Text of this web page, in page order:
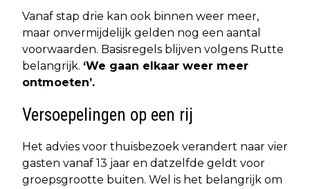
Vanaf stap drie kan ook binnen weer meer,
maar onvermijdelijk gelden nog een aantal
voorwaarden. Basisregels blijven volgens Rutte
belangrijk. ‘We gaan elkaar weer meer
ontmoeten’.
Versoepelingen op een rij
Het advies voor thuisbezoek verandert naar vier
gasten vanaf 13 jaar en datzelfde geldt voor
groepsgrootte buiten. Wel is het belangrijk om